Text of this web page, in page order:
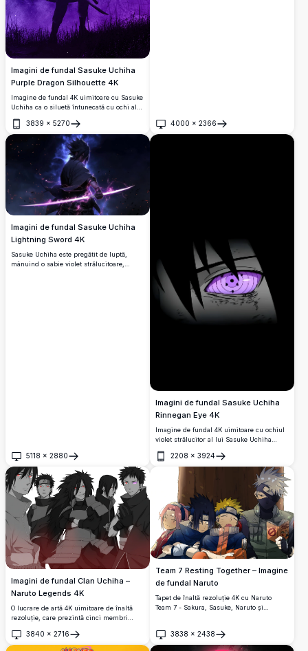
Imagini de fundal Sasuke Uchiha
Purple Dragon Silhouette 4K
Imagine de fundal 4K uimitoare cu Sasuke
Uchiha ca o siluetă întunecată cu ochi albi
violet dramatic cu un dragon fioros și
pagodă japoneză.
3839 × 5270
Deschide
4000 × 2366
Deschide
Imagini de fundal Sasuke Uchiha
Lightning Sword 4K
Sasuke Uchiha este pregătit de luptă,
mânuind o sabie violet strălucitoare,
5118 × 2880
Deschide
Imagini de fundal Sasuke Uchiha
Rinnegan Eye 4K
Imagine de fundal 4K uimitoare cu ochiul
violet strălucitor al lui Sasuke Uchiha
2208 × 3924
Deschide
Imagini de fundal Clan Uchiha –
Naruto Legends 4K
O lucrare de artă 4K uimitoare de înaltă
rezoluție, care prezintă cinci membri
Naruto, inclusiv Madara, Itachi, Sasuke și
Obito, prezentându-și puternicii ochi
3840 × 2716
Deschide
Team 7 Resting Together – Imagine
de fundal Naruto
Tapet de înaltă rezoluție 4K cu Naruto
Team 7 - Sakura, Sasuke, Naruto și
3838 × 2438
Deschide